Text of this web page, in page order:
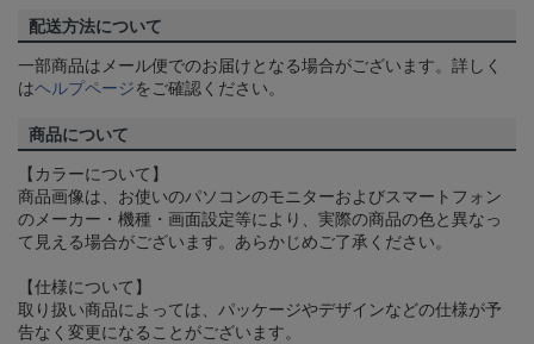
配送方法について
一部商品はメール便でのお届けとなる場合がございます。詳しく
はヘルプページをご確認ください。
商品について
【カラーについて】
商品画像は、お使いのパソコンのモニターおよびスマートフォン
のメーカー・機種・画面設定等により、実際の商品の色と異なっ
て見える場合がございます。あらかじめご了承ください。
【仕様について】
取り扱い商品によっては、パッケージやデザインなどの仕様が予
告なく変更になることがございます。